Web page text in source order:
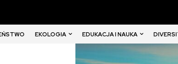
EKOLOGIA EDUKACJA I NAUKA